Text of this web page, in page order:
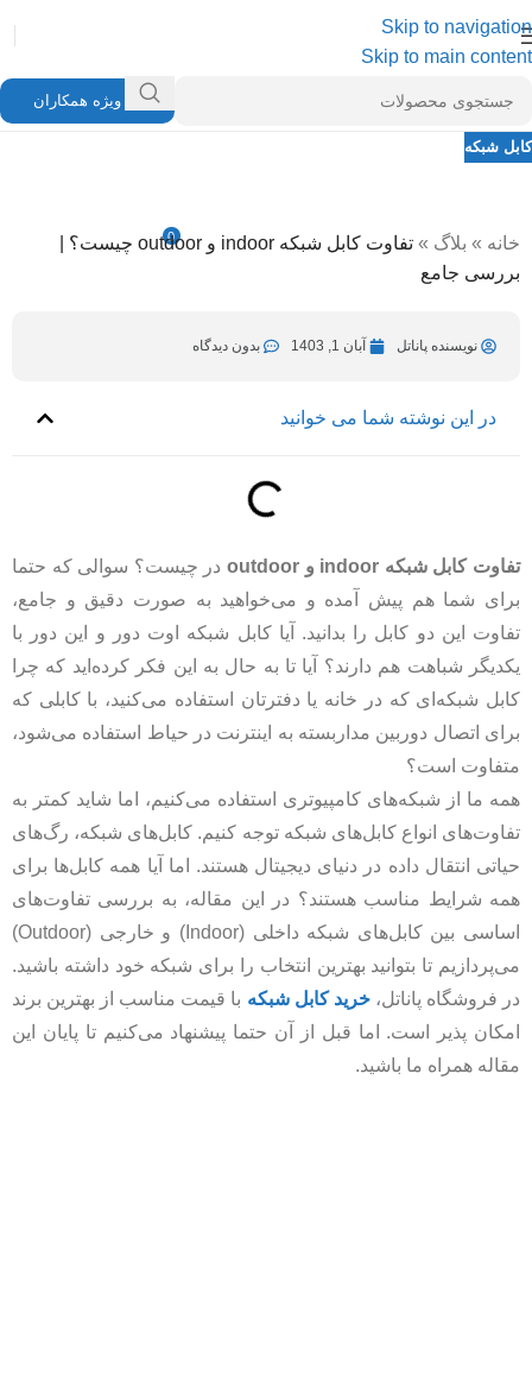
Skip to navigation
Skip to main content
ویژه همکاران
کابل شبکه
نویسنده پاناتلخرداد 21, 1404 در آبان 1, 1403
0 خانه » بلاگ »
تفاوت کابل شبکه indoor و outdoor چیست؟ |
بررسی جامع
نویسنده پاناتل آبان 1, 1403 بدون دیدگاه
در این نوشته شما می خوانید
تفاوت کابل شبکه indoor و outdoor
در چیست؟ سوالی که حتما
برای شما هم پیش آمده و می‌خواهید به صورت دقیق و جامع،
تفاوت این دو کابل را بدانید. آیا کابل شبکه اوت دور و این دور با
یکدیگر شباهت هم دارند؟ آیا تا به حال به این فکر کرده‌اید که چرا
کابل شبکه‌ای که در خانه یا دفترتان استفاده می‌کنید، با کابلی که
برای اتصال دوربین مداربسته به اینترنت در حیاط استفاده می‌شود،
متفاوت است؟
همه ما از شبکه‌های کامپیوتری استفاده می‌کنیم، اما شاید کمتر به
تفاوت‌های انواع کابل‌های شبکه توجه کنیم. کابل‌های شبکه، رگ‌های
حیاتی انتقال داده در دنیای دیجیتال هستند. اما آیا همه کابل‌ها برای
همه شرایط مناسب هستند؟ در این مقاله، به بررسی تفاوت‌های
اساسی بین کابل‌های شبکه داخلی (Indoor) و خارجی (Outdoor)
می‌پردازیم تا بتوانید بهترین انتخاب را برای شبکه خود داشته باشید.
در فروشگاه پاناتل،خرید کابل شبکه با قیمت مناسب از بهترین برند
امکان پذیر است. اما قبل از آن حتما پیشنهاد می‌کنیم تا پایان این
مقاله همراه ما باشید.